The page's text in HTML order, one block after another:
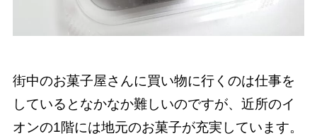
街中のお菓子屋さんに買い物に行くのは仕事を
しているとなかなか難しいのですが、近所のイ
オンの1階には地元のお菓子が充実しています。